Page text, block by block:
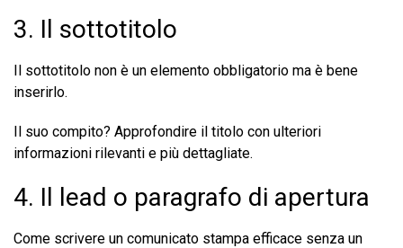
3. Il sottotitolo
Il sottotitolo non è un elemento obbligatorio ma è bene
inserirlo.
Il suo compito? Approfondire il titolo con ulteriori
informazioni rilevanti e più dettagliate.
4. Il lead o paragrafo di apertura
Come scrivere un comunicato stampa efficace senza un